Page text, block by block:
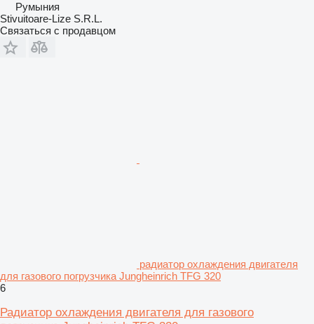
Румыния
Stivuitoare-Lize S.R.L.
Связаться с продавцом
радиатор охлаждения двигателя
для газового погрузчика Jungheinrich TFG 320
6
Радиатор охлаждения двигателя для газового